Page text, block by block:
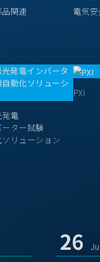
関連 電気
電
ーター試験
ソリューション
PXI
26